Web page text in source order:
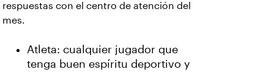
respuestas con el centro de atención del
mes.
Atleta: cualquier jugador que
tenga buen espíritu deportivo y